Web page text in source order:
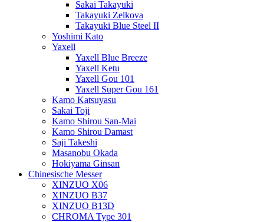
Sakai Takayuki
Takayuki Zelkova
Takayuki Blue Steel II
Yoshimi Kato
Yaxell
Yaxell Blue Breeze
Yaxell Ketu
Yaxell Gou 101
Yaxell Super Gou 161
Kamo Katsuyasu
Sakai Toji
Kamo Shirou San-Mai
Kamo Shirou Damast
Saji Takeshi
Masanobu Okada
Hokiyama Ginsan
Chinesische Messer
XINZUO X06
XINZUO B37
XINZUO B13D
CHROMA Type 301